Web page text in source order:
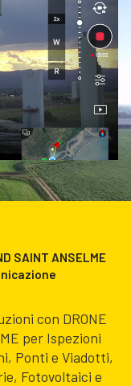
SAINT ANSELME
con DRONE
per Ispezioni
Ponti e Viadotti,
Fotovoltaici e